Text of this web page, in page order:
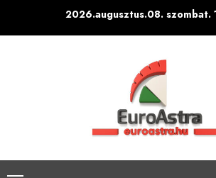
2026.augusztus.08. szombat.